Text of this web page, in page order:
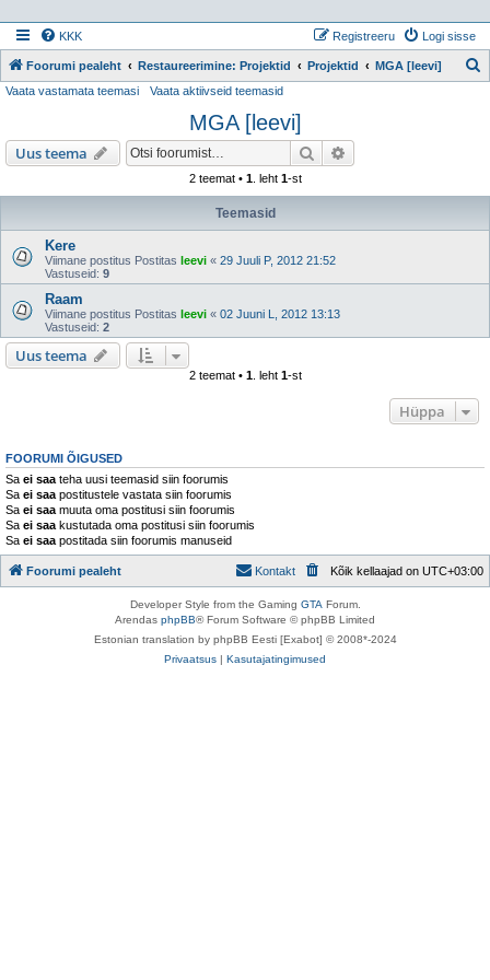
KKK Logi sisse
Registreeru
Foorumi pealeht Restaureerimine: Projektid Projektid MGA [leevi]
Vaata vastamata teemasi Vaata aktiivseid teemasid
MGA [leevi]
Uus teema Otsi
2 teemat • 1. leht 1-st
Teemasid
Kere
Viimane postitus Postitas leevi « 29 Juuli P, 2012 21:52
Vastuseid: 9
Raam
Viimane postitus Postitas leevi « 02 Juuni L, 2012 13:13
Vastuseid: 2
Uus teema
2 teemat • 1. leht 1-st
Hüppa
FOORUMI ÕIGUSED
Sa ei saa teha uusi teemasid siin foorumis
Sa ei saa postitustele vastata siin foorumis
Sa ei saa muuta oma postitusi siin foorumis
Sa ei saa kustutada oma postitusi siin foorumis
Sa ei saa postitada siin foorumis manuseid
Foorumi pealeht Kõik kellaajad on UTC+03:00
Kontakt
Developer Style from the Gaming GTA Forum.
Arendas phpBB® Forum Software © phpBB Limited
Estonian translation by phpBB Eesti [Exabot] © 2008*-2024
Privaatsus | Kasutajatingimused